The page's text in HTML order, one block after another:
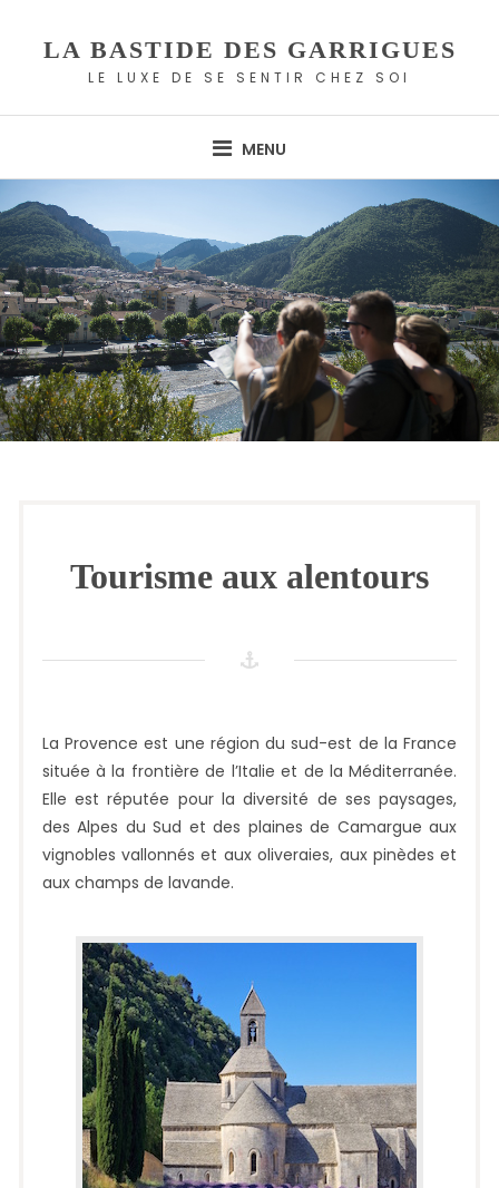
LA BASTIDE DES GARRIGUES
LE LUXE DE SE SENTIR CHEZ SOI
MENU
Tourisme aux alentours
La Provence est une région du sud-est de la France
située à la frontière de l’Italie et de la Méditerranée.
Elle est réputée pour la diversité de ses paysages,
des Alpes du Sud et des plaines de Camargue aux
vignobles vallonnés et aux oliveraies, aux pinèdes et
aux champs de lavande.